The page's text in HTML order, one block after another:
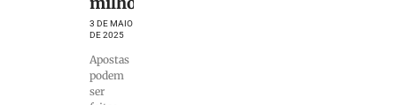
3 DE MAIO
DE 2025
Apostas
podem
ser